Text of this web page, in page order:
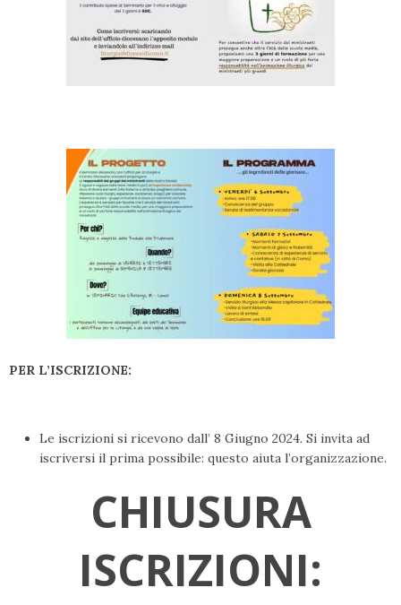
PER L’ISCRIZIONE:
Le iscrizioni si ricevono dall’ 8 Giugno 2024. Si invita ad
iscriversi il prima possibile: questo aiuta l’organizzazione.
CHIUSURA
ISCRIZIONI: